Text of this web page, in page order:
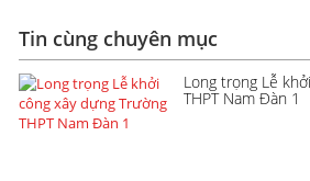
Tin cùng chuyên mục
Long trọng Lễ
THPT Nam Đàn 1